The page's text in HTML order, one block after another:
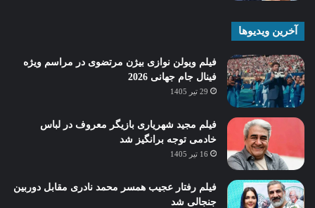
آخرین ویدیوها
فیلم ویولن نوازی بیژن مرتضوی در مراسم ویژه
فینال جام جهانی 2026
29 تیر 1405
فیلم مجید شهریاری بازیگر معروف در لباس
خادمی توجه برانگیز شد
16 تیر 1405
فیلم رفتار عجیب همسر محمد نادری مقابل دوربین
جنجالی شد